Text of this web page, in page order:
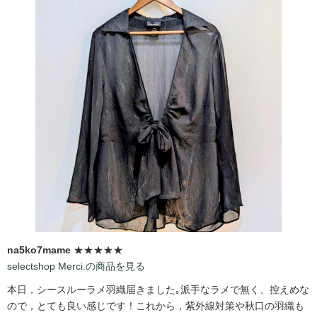
na5ko7mame ★★★★★
selectshop Merci.の商品を見る
本日，シースルーラメ羽織届きました｡派手なラメで無く、控えめな
ので，とても良い感じです！これから，紫外線対策や秋口の羽織も